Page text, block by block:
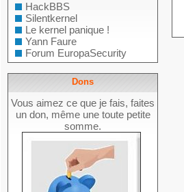
HackBBS
Silentkernel
Le kernel panique !
Yann Faure
Forum EuropaSecurity
Dons
Vous aimez ce que je fais, faites
un don, même une toute petite
somme.